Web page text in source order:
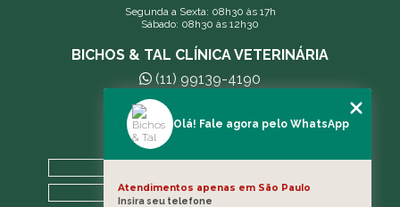
Segunda a Sexta: 08h30 às 17h
Sábado: 08h30 às 12h30
BICHOS & TAL CLÍNICA VETERINÁRIA
(11) 99139-4190
andreleecitti5@gmail.com
A CLÍNICA
Olá! Fale agora pelo WhatsApp
Atendimentos apenas em São Paulo
Insira seu telefone